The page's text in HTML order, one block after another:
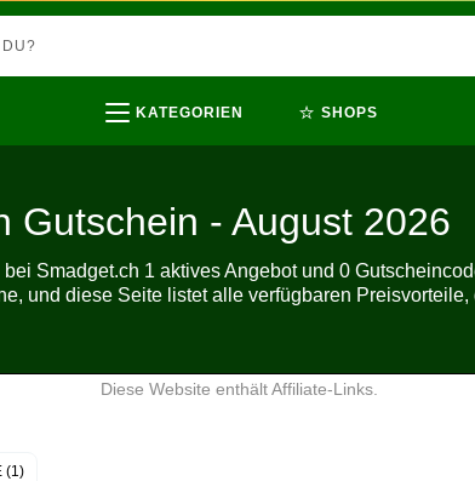
KATEGORIEN ⭐ SHOPS
Gutschein - August 2026
bei Smadget.ch 1 aktives Angebot und 0
und diese Seite listet alle verfügbaren
Diese Website enthält Affiliate-Links.
(1)